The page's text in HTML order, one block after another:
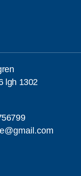
lgh 1302